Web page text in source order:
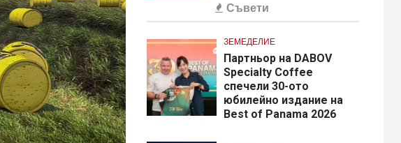
Съвети
ЗЕМЕДЕЛИЕ
Партньор на DABOV
Specialty Coffee
спечели 30-ото
юбилейно издание на
Best of Panama 2026